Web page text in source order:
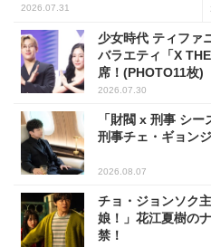
2026.07.31
少女時代 ティファ
バラエティ「X
席！(PHOTO11枚)
2026.07.30
「財閥 x 刑事 シ
刑事チェ・ギョン
2026.08.07
チョ・ジョンソク
娘！」花江夏樹の
禁！